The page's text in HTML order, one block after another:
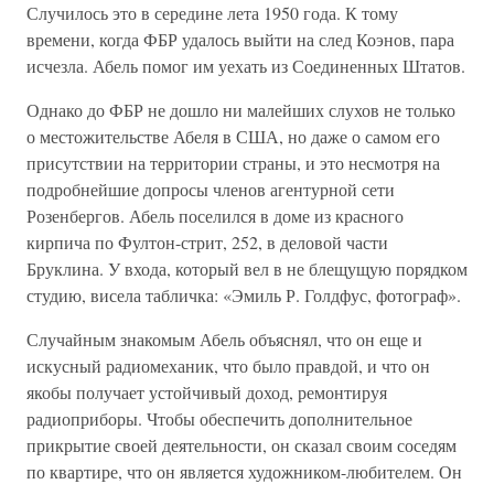
Случилось это в середине лета 1950 года. К тому
времени, когда ФБР удалось выйти на след Коэнов, пара
исчезла. Абель помог им уехать из Соединенных Штатов.
Однако до ФБР не дошло ни малейших слухов не только
о местожительстве Абеля в США, но даже о самом его
присутствии на территории страны, и это несмотря на
подробнейшие допросы членов агентурной сети
Розенбергов. Абель поселился в доме из красного
кирпича по Фултон-стрит, 252, в деловой части
Бруклина. У входа, который вел в не блещущую порядком
студию, висела табличка: «Эмиль Р. Голдфус, фотограф».
Случайным знакомым Абель объяснял, что он еще и
искусный радиомеханик, что было правдой, и что он
якобы получает устойчивый доход, ремонтируя
радиоприборы. Чтобы обеспечить дополнительное
прикрытие своей деятельности, он сказал своим соседям
по квартире, что он является художником-любителем. Он